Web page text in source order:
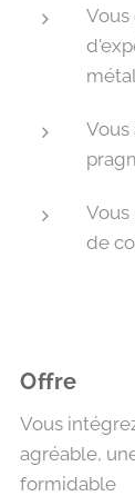
Vous
de
Offre
Vous
agréable,
formidable